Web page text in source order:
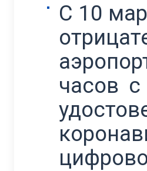
С 10
часов